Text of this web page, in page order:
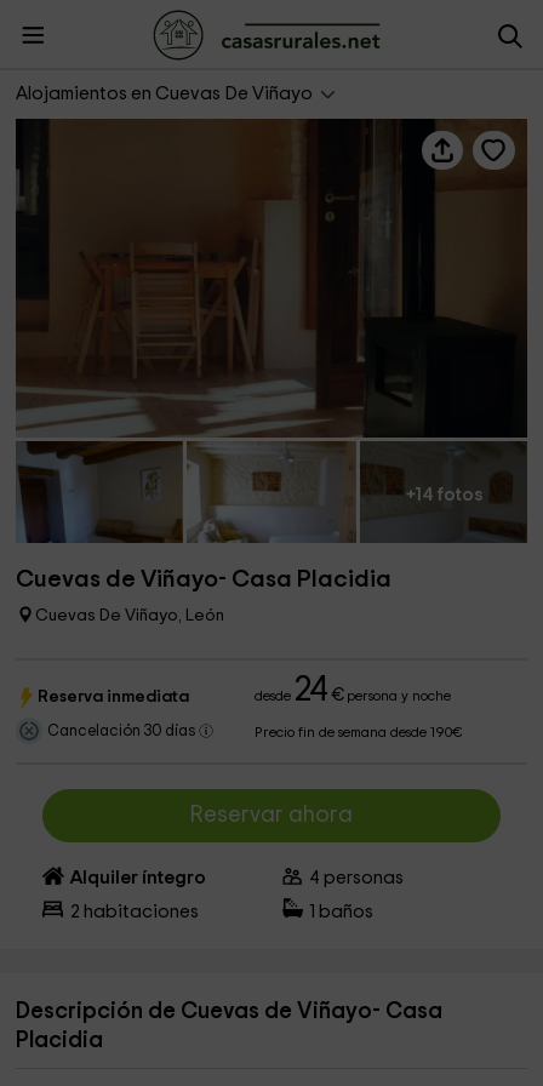
Alojamientos en Cuevas De Viñayo
Cuevas de Viñayo- Casa Placidia
+14 fotos
Cuevas de Viñayo- Casa Placidia
Cuevas De Viñayo, León
Reserva inmediata desde 24 €persona y noche
Cancelación 30 días Precio fin de semana desde 190€
Reservar ahora
Alquiler íntegro 4 personas
2 habitaciones baños
Descripción de Cuevas de Viñayo- Casa
Placidia